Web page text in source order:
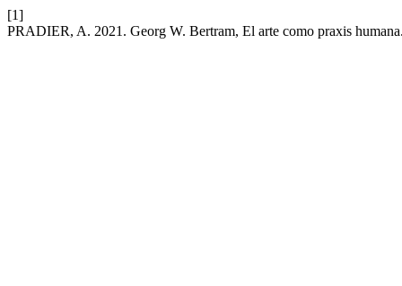
[1]
PRADIER, A. 2021. Georg W. Bertram, El arte como praxis